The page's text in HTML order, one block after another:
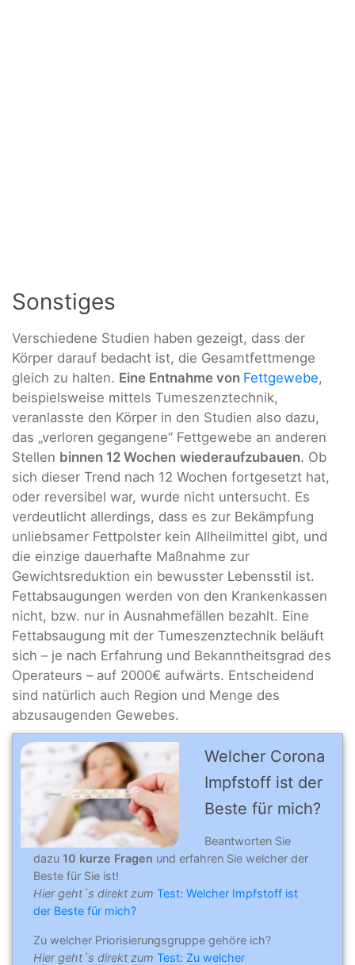
Sonstiges
Verschiedene Studien haben gezeigt, dass der
Körper darauf bedacht ist, die Gesamtfettmenge
gleich zu halten. Eine Entnahme von Fettgewebe,
beispielsweise mittels Tumeszenztechnik,
veranlasste den Körper in den Studien also dazu,
das „verloren gegangene“ Fettgewebe an anderen
Stellen binnen 12 Wochen wiederaufzubauen. Ob
sich dieser Trend nach 12 Wochen fortgesetzt hat,
oder reversibel war, wurde nicht untersucht. Es
verdeutlicht allerdings, dass es zur Bekämpfung
unliebsamer Fettpolster kein Allheilmittel gibt, und
die einzige dauerhafte Maßnahme zur
Gewichtsreduktion ein bewusster Lebensstil ist.
Fettabsaugungen werden von den Krankenkassen
nicht, bzw. nur in Ausnahmefällen bezahlt. Eine
Fettabsaugung mit der Tumeszenztechnik beläuft
sich – je nach Erfahrung und Bekanntheitsgrad des
Operateurs – auf 2000€ aufwärts. Entscheidend
sind natürlich auch Region und Menge des
abzusaugenden Gewebes.
Welcher Corona
Impfstoff ist der
Beste für mich?
Beantworten Sie
dazu 10 kurze Fragen und erfahren Sie welcher der
Beste für Sie ist!
Hier geht´s direkt zum Test: Welcher Impfstoff ist
der Beste für mich?
Zu welcher Priorisierungsgruppe gehöre ich?
Hier geht´s direkt zum Test: Zu welcher